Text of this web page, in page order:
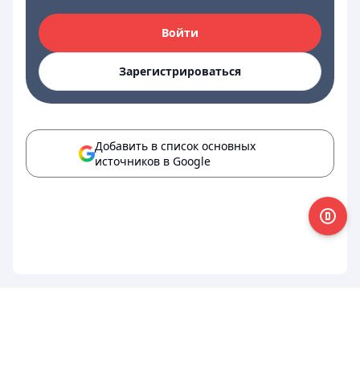
Войти
Зарегистрироваться
Добавить в список основных
источников в Google